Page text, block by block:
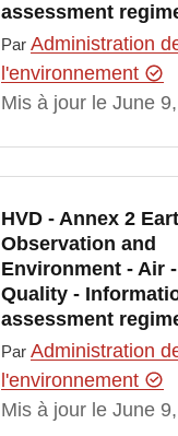
assessment
Par Administration
l'environnement
Mis à jour le June
HVD - Annex 2
Observation and
Environment - Air
Quality -
assessment
Par Administration
l'environnement
Mis à jour le June